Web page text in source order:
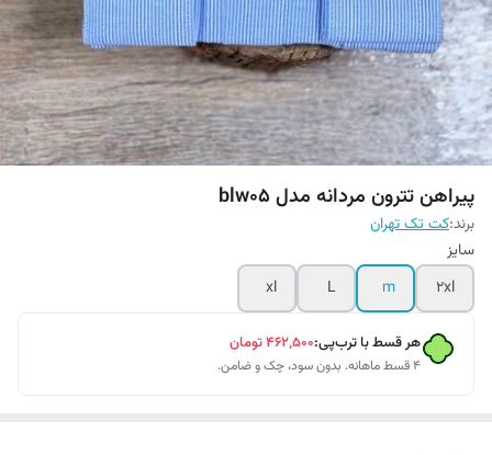
پیراهن تترون مردانه مدل blw05
برند:کت تک تهران
سایز
2xl
m
L
xl
هر قسط با ترب‌پی:۴۶۲٬۵۰۰تومان
۴ قسط ماهانه. بدون سود، چک و ضامن.